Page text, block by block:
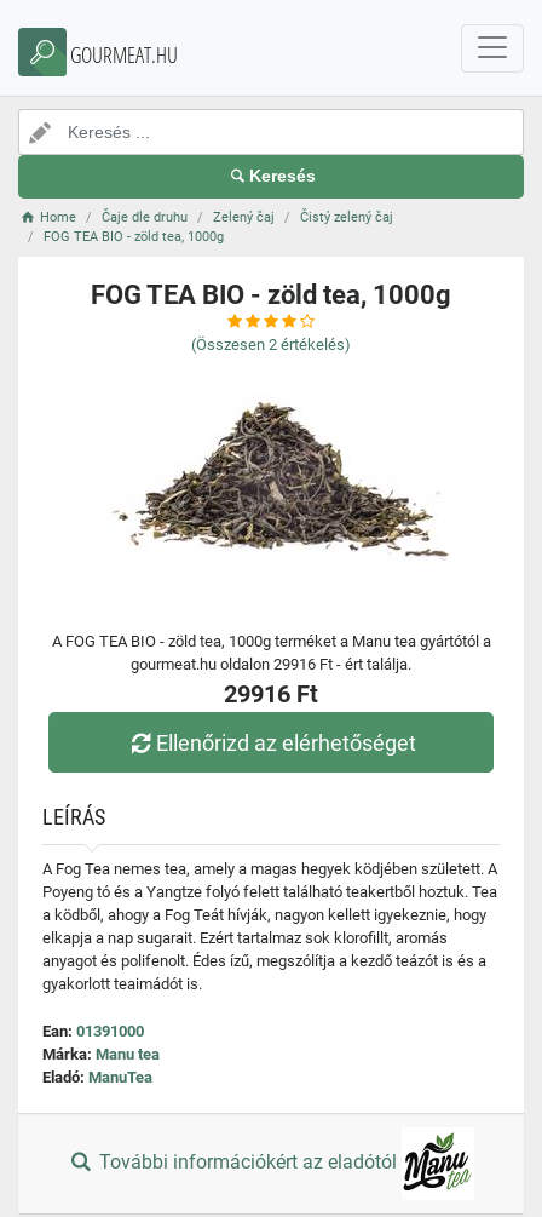
GOURMEAT.HU
Keresés
Home Čaje dle druhu Zelený čaj
Čistý zelený čaj
FOG TEA BIO - zöld tea, 1000g
FOG TEA BIO - zöld tea, 1000g
(Összesen 2 értékelés)
A FOG TEA BIO - zöld tea, 1000g terméket a Manu tea gyártótól a
gourmeat.hu oldalon 29916 Ft - ért találja.
29916 Ft
Ellenőrizd az elérhetőséget
LEÍRÁS
A Fog Tea nemes tea, amely a magas hegyek ködjében született. A
Poyeng tó és a Yangtze folyó felett található teakertből hoztuk. Tea
a ködből, ahogy a Fog Teát hívják, nagyon kellett igyekeznie, hogy
elkapja a nap sugarait. Ezért tartalmaz sok klorofillt, aromás
anyagot és polifenolt. Édes ízű, megszólítja a kezdő teázót is és a
gyakorlott teaimádót is.
Ean: 01391000
Márka: Manu tea
Eladó: ManuTea
További információkért az eladótól